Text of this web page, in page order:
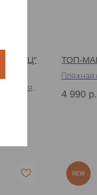
ТОП-
Пляжная
4 990 р.
NEW